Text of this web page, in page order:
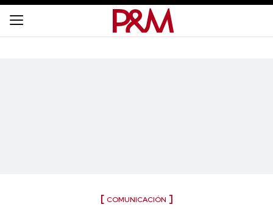
COMUNICACIÓN